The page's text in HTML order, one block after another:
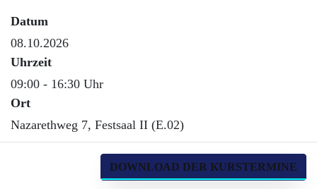
Datum
08.10.2026
Uhrzeit
09:00 - 16:30 Uhr
Ort
Nazarethweg 7, Festsaal II (E.02)
DOWNLOAD DER KURSTERMINE